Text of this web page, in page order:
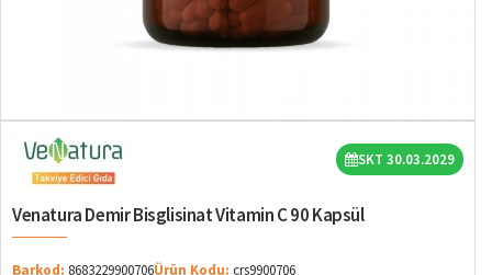
SKT 30.03.2029
Venatura Demir Bisglisinat Vitamin C 90 Kapsül
Barkod: 8683229900706Ürün Kodu: crs9900706